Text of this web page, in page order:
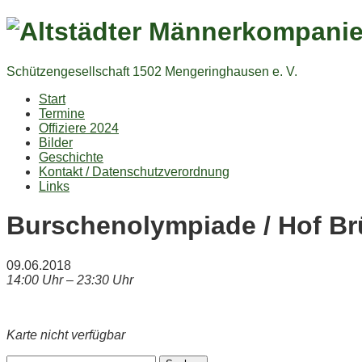
Schützengesellschaft 1502 Mengeringhausen e. V.
Start
Termine
Offiziere 2024
Bilder
Geschichte
Kontakt / Datenschutzverordnung
Links
Burschenolympiade / Hof
09.06.2018
14:00 Uhr – 23:30 Uhr
Karte nicht verfügbar